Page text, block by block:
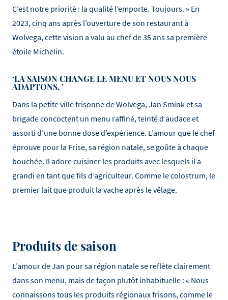
C’est notre priorité : la qualité l’emporte. Toujours. » En
2023, cinq ans après l’ouverture de son restaurant à
Wolvega, cette vision a valu au chef de 35 ans sa première
étoile Michelin.
‘LA SAISON CHANGE LE MENU ET NOUS NOUS
ADAPTONS. ’
Dans la petite ville frisonne de Wolvega, Jan Smink et sa
brigade concoctent un menu raffiné, teinté d’audace et
assorti d’une bonne dose d’expérience. L’amour que le chef
éprouve pour la Frise, sa région natale, se goûte à chaque
bouchée. Il adore cuisiner les produits avec lesquels il a
grandi en tant que fils d’agriculteur. Comme le colostrum, le
premier lait que produit la vache après le vêlage.
Produits de saison
L’amour de Jan pour sa région natale se reflète clairement
dans son menu, mais de façon plutôt inhabituelle : « Nous
connaissons tous les produits régionaux frisons, comme le